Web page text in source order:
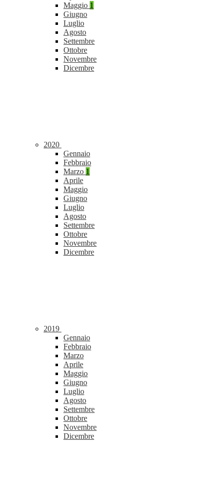
Maggio 1
Giugno
Luglio
Agosto
Settembre
Ottobre
Novembre
Dicembre
2020
Gennaio
Febbraio
Marzo 1
Aprile
Maggio
Giugno
Luglio
Agosto
Settembre
Ottobre
Novembre
Dicembre
2019
Gennaio
Febbraio
Marzo
Aprile
Maggio
Giugno
Luglio
Agosto
Settembre
Ottobre
Novembre
Dicembre